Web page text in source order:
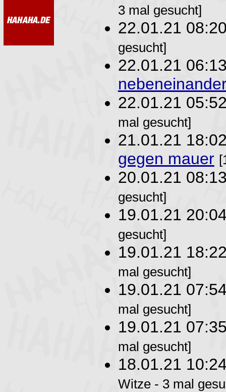
3 mal gesucht]
22.01.21
gesucht]
22.01.21
22.01.21
mal gesucht]
21.01.21
gegen mauer
20.01.21
gesucht]
19.01.21
gesucht]
19.01.21
mal gesucht]
19.01.21
mal gesucht]
19.01.21
mal gesucht]
18.01.21
Witze - 3 mal